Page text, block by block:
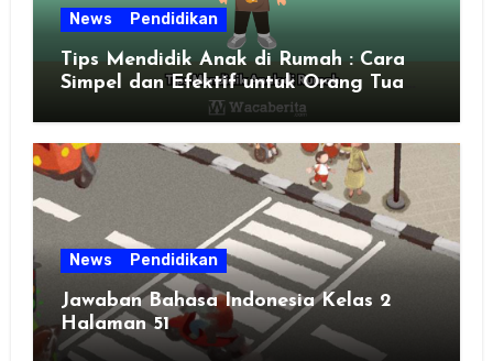
News Pendidikan
Tips Mendidik Anak di Rumah : Cara
Simpel dan Efektif untuk Orang Tua
Zaman Sekarang
News Pendidikan
Jawaban Bahasa Indonesia Kelas 2
Halaman 51